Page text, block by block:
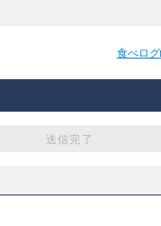
食べログ
送信完了